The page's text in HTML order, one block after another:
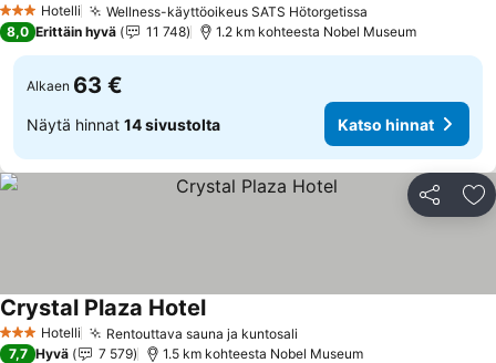
3 Tähtiluokitus
Hotelli Wellness-käyttöoikeus SATS Hötorgetissa
8,0 Erittäin hyvä 11 748 1.2 km kohteesta Nobel Museum
Alkaen 63 €
Näytä hinnat 14 sivustolta Katso hinnat
Jaa
3 Tähtiluokitus
Hotelli Rentouttava sauna ja kuntosali
Crystal Plaza Hotel
7,7 Hyvä 7 579 1.5 km kohteesta Nobel Museum